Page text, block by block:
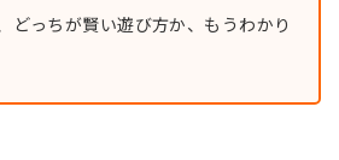
どっちが賢い遊び方か、もうわかり